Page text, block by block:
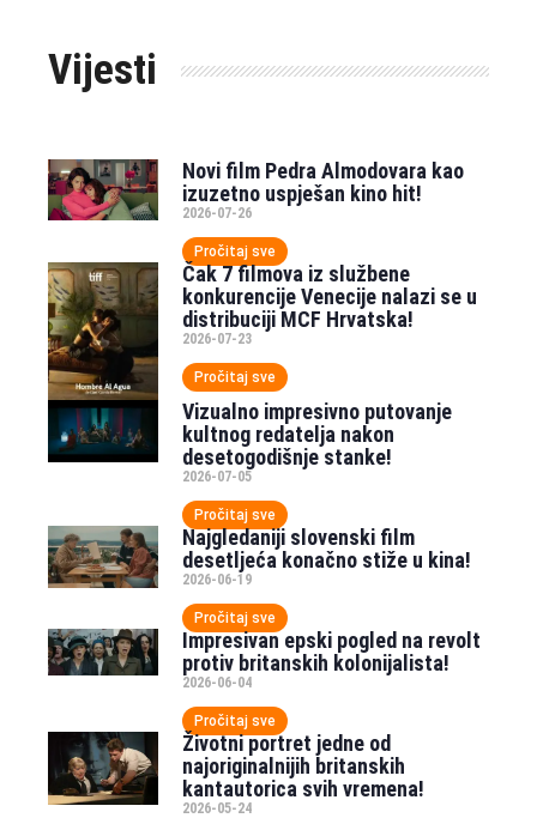
Vijesti
Novi film Pedra Almodovara kao
izuzetno uspješan kino hit!
2026-07-26
Pročitaj sve
Čak 7 filmova iz službene
konkurencije Venecije nalazi se u
distribuciji MCF Hrvatska!
2026-07-23
Pročitaj sve
Vizualno impresivno putovanje
kultnog redatelja nakon
desetogodišnje stanke!
2026-07-05
Pročitaj sve
Najgledaniji slovenski film
desetljeća konačno stiže u kina!
2026-06-19
Pročitaj sve
Impresivan epski pogled na revolt
protiv britanskih kolonijalista!
2026-06-04
Pročitaj sve
Životni portret jedne od
najoriginalnijih britanskih
kantautorica svih vremena!
2026-05-24